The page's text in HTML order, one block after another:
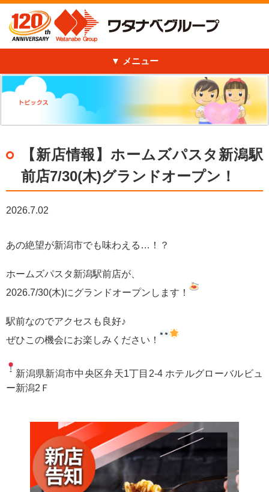
メニュー
【新店情報】ホームズパスタ新潟駅
前店7/30(木)グランドオープン！
2026.7.02
あの絶望が新潟市でも味わえる…！？
ホームズパスタ新潟駅前店が、
2026.7/30(木)にグランドオープンします！
駅前なのでアクセスも良好♪
ぜひこの機会にお楽しみください！
新潟県新潟市中央区弁天1丁目2-4 ホテルグローバルビュ
ー新潟2Ｆ